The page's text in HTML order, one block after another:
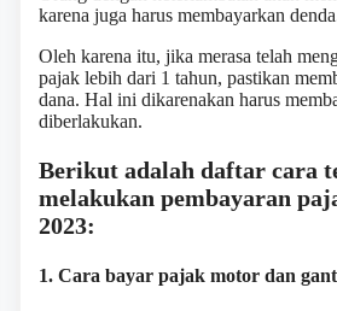
karena juga harus membayarkan
Oleh karena itu, jika merasa telah
pajak lebih dari 1 tahun, pastikan
dana. Hal ini dikarenakan harus
diberlakukan.
Berikut adalah daftar cara
melakukan pembayaran
2023:
1. Cara bayar pajak motor dan